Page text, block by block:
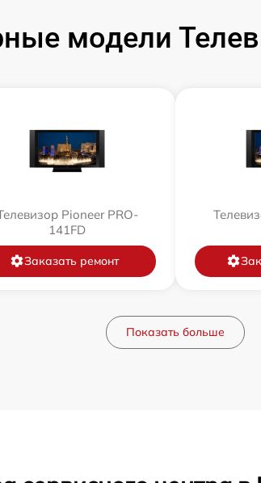
модели
Pioneer PRO-
141FD
Заказать ремонт
Показать больше